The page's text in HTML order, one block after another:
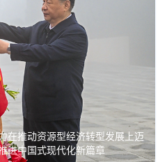
在推动资源型经济转型发展上迈
进中国式现代化新篇章